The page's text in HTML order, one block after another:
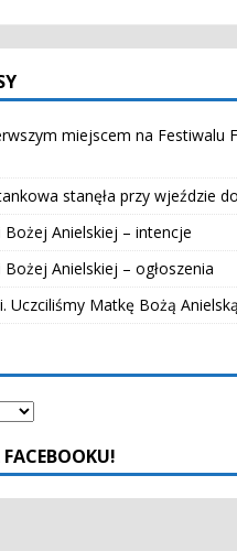
miejscem na Festiwalu
stanęła przy wjeździe
Anielskiej – intencje
Anielskiej – ogłoszenia
Uczciliśmy Matkę Bożą Anielską